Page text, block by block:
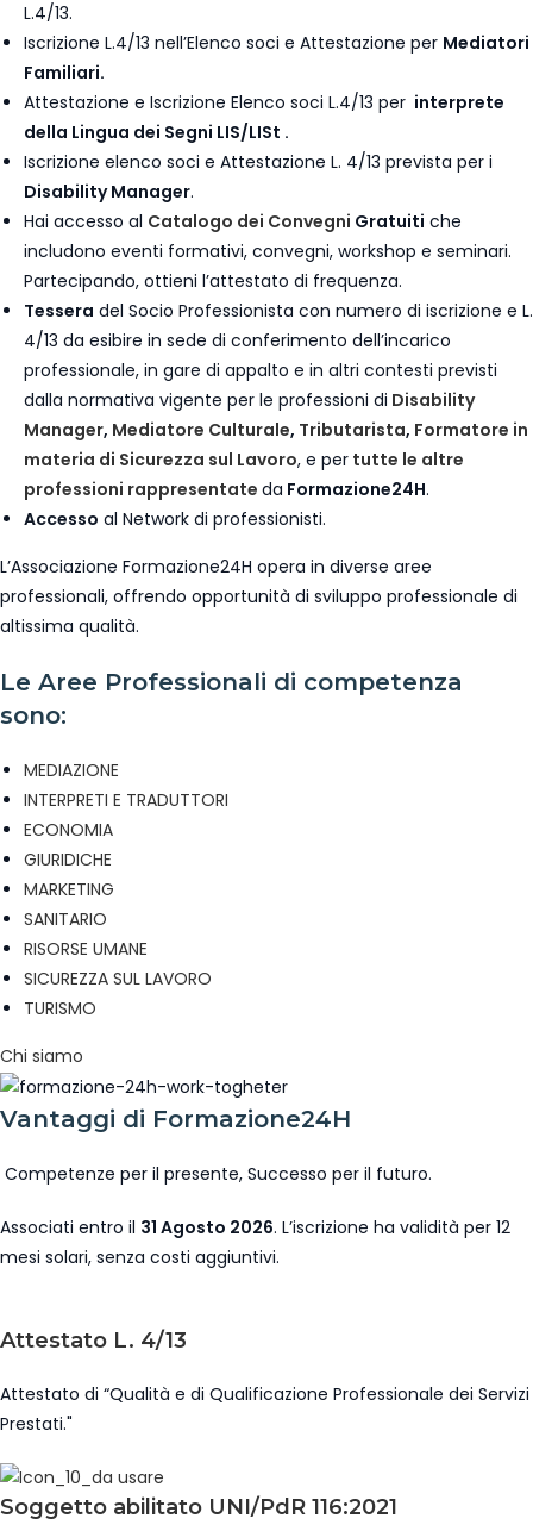
L.4/13.
Iscrizione L.4/13 nell’Elenco soci e Attestazione per Mediatori
Familiari.
Attestazione e Iscrizione Elenco soci L.4/13 per interprete
della Lingua dei Segni LIS/LISt .
Iscrizione elenco soci e Attestazione L. 4/13 prevista per i
Disability Manager.
Hai accesso al Catalogo dei Convegni Gratuiti che
includono eventi formativi, convegni, workshop e seminari.
Partecipando, ottieni l’attestato di frequenza.
Tessera del Socio Professionista con numero di iscrizione e L.
4/13 da esibire in sede di conferimento dell’incarico
professionale, in gare di appalto e in altri contesti previsti
dalla normativa vigente per le professioni di Disability
Manager, Mediatore Culturale, Tributarista, Formatore in
materia di Sicurezza sul Lavoro, e per tutte le altre
professioni rappresentate da Formazione24H.
Accesso al Network di professionisti.
L’Associazione Formazione24H opera in diverse aree
professionali, offrendo opportunità di sviluppo professionale di
altissima qualità.
Le Aree Professionali di competenza
sono:
MEDIAZIONE
INTERPRETI E TRADUTTORI
ECONOMIA
GIURIDICHE
MARKETING
SANITARIO
RISORSE UMANE
SICUREZZA SUL LAVORO
TURISMO
Chi siamo
Vantaggi di Formazione24H
Competenze per il presente, Successo per il futuro.
Associati entro il 31 Agosto 2026. L’iscrizione ha validità per 12
mesi solari, senza costi aggiuntivi.
Attestato L. 4/13
Attestato di “Qualità e di Qualificazione Professionale dei Servizi
Prestati."
Soggetto abilitato UNI/PdR 116:2021